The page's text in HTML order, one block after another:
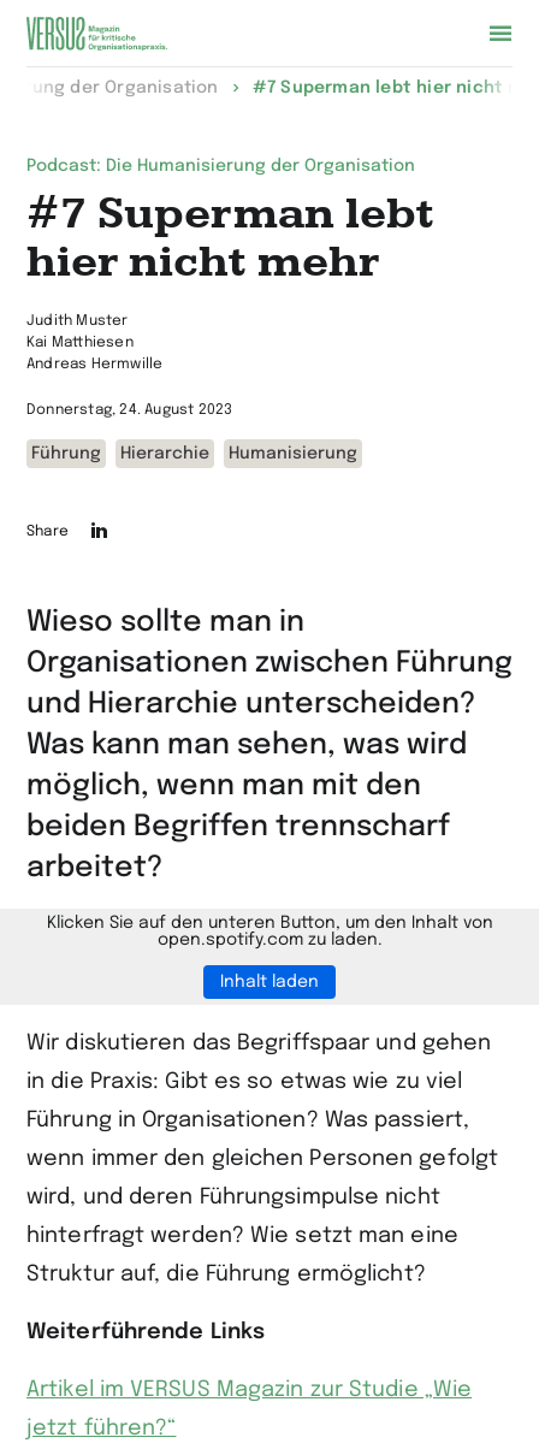
Zur
der Organisation #7 Superman lebt hier nicht
Podcast: Die Humanisierung der Organisation
#7 Superman lebt
hier nicht mehr
Judith Muster
Kai Matthiesen
Andreas Hermwille
Donnerstag, 24. August 2023
Führung Hierarchie Humanisierung
auf
LinkedIn
teilen
Share
Wieso sollte man in
Organisationen zwischen Führung
und Hierarchie unterscheiden?
Was kann man sehen, was wird
möglich, wenn man mit den
beiden Begriffen trennscharf
arbeitet?
Klicken Sie auf den unteren Button, um den Inhalt von
open.spotify.com zu laden.
Inhalt laden
Wir diskutieren das Begriffspaar und gehen
in die Praxis: Gibt es so etwas wie zu viel
Führung in Organisationen? Was passiert,
wenn immer den gleichen Personen gefolgt
wird, und deren Führungsimpulse nicht
hinterfragt werden? Wie setzt man eine
Struktur auf, die Führung ermöglicht?
Weiterführende Links
Artikel im VERSUS Magazin zur Studie „Wie
jetzt führen?“